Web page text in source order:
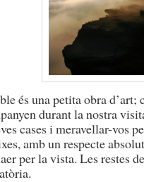
és una petita obra d’art;
durant la nostra
cases i meravellar-vos
amb un respecte
per la vista. Les restes